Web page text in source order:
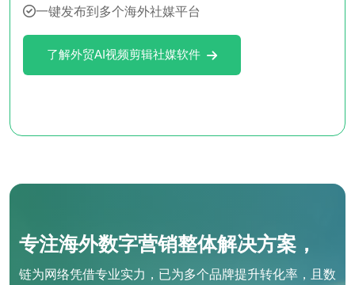
一键发布到多个海外社媒平台
了解外贸AI视频剪辑社媒软件
专注海外数字营销整体解决方案，
链为网络凭借专业实力，已为多个品牌提升转化率，且数